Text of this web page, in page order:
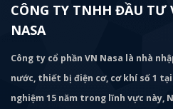
CÔNG TY TNHH ĐẦU TƯ
NASA
Công ty cổ phần VN Nasa là nhà
nước, thiết bị điện cơ, cơ khí số 1
nghiệm 15 năm trong lĩnh vực này,